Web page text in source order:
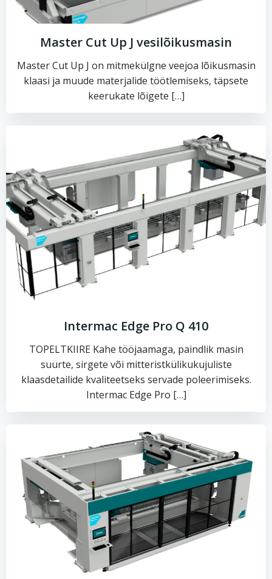
Master Cut Up J vesilõikusmasin
Master Cut Up J on mitmekülgne veejoa lõikusmasin
klaasi ja muude materjalide töötlemiseks, täpsete
keerukate lõigete […]
Intermac Edge Pro Q 410
TOPELTKIIRE Kahe tööjaamaga, paindlik masin
suurte, sirgete või mitteristkülikukujuliste
klaasdetailide kvaliteetseks servade poleerimiseks.
Intermac Edge Pro […]